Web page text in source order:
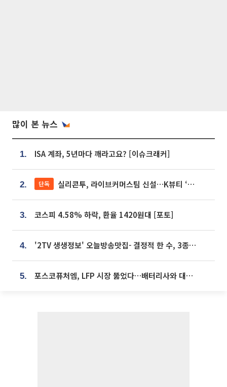
많이 본 뉴스
1. ISA 계좌, 5년마다 깨라고요? [이슈크래커]
2. 단독 실리콘투, 라이브커머스팀 신설…K뷰티 ‘글로벌 판매망’ 확대[K뷰티 라방戰]
3. 코스피 4.58% 하락, 환율 1420원대 [포토]
4. '2TV 생생정보' 오늘방송맛집- 결정적 한 수, 3종 메밀면! 메밀 소바 맛집 '의○○○○'
5. 포스코퓨처엠, LFP 시장 뚫었다…배터리사와 대규모 장기 공급 합의